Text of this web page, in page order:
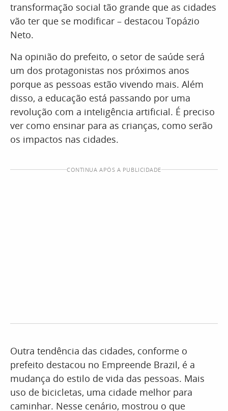
transformação social tão grande que as cidades
vão ter que se modificar – destacou Topázio
Neto.
Na opinião do prefeito, o setor de saúde será
um dos protagonistas nos próximos anos
porque as pessoas estão vivendo mais. Além
disso, a educação está passando por uma
revolução com a inteligência artificial. É preciso
ver como ensinar para as crianças, como serão
os impactos nas cidades.
CONTINUA APÓS A PUBLICIDADE
Outra tendência das cidades, conforme o
prefeito destacou no Empreende Brazil, é a
mudança do estilo de vida das pessoas. Mais
uso de bicicletas, uma cidade melhor para
caminhar. Nesse cenário, mostrou o que